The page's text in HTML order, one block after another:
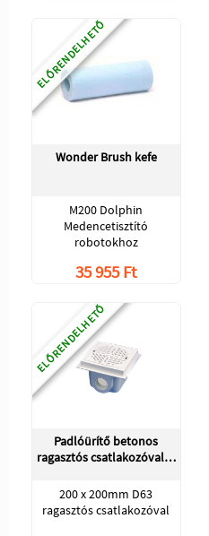
ELŐRENDELHETŐ
Wonder Brush kefe
M200 Dolphin
Medencetisztító
robotokhoz
35 955 Ft
ELŐRENDELHETŐ
Padlóürítő betonos
ragasztós csatlakozóval…
200 x 200mm D63
ragasztós csatlakozóval